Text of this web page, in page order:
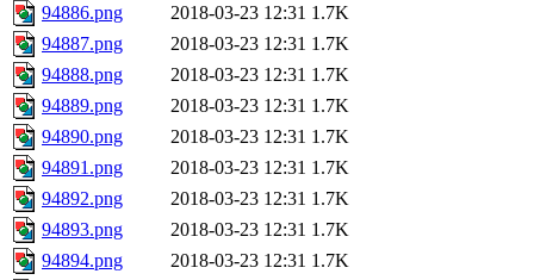
94886.png
2018-03-23 12:31 1.7K
94887.png
2018-03-23 12:31 1.7K
94888.png
2018-03-23 12:31 1.7K
94889.png
2018-03-23 12:31 1.7K
94890.png
2018-03-23 12:31 1.7K
94891.png
2018-03-23 12:31 1.7K
94892.png
2018-03-23 12:31 1.7K
94893.png
2018-03-23 12:31 1.7K
94894.png
2018-03-23 12:31 1.7K